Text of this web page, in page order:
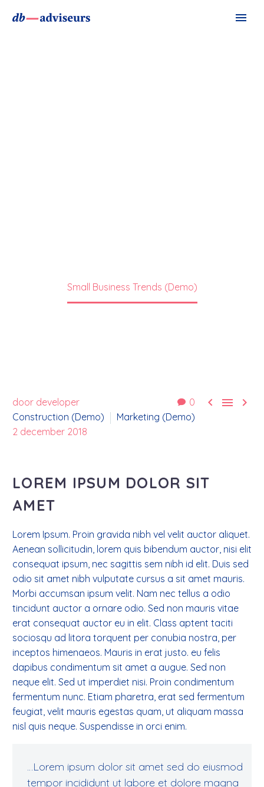
Small Business Trends (Demo)
0   
door developer
Construction (Demo)
Marketing (Demo)
2 december 2018
LOREM IPSUM DOLOR SIT
AMET
Lorem Ipsum. Proin gravida nibh vel velit auctor aliquet.
Aenean sollicitudin, lorem quis bibendum auctor, nisi elit
consequat ipsum, nec sagittis sem nibh id elit. Duis sed
odio sit amet nibh vulputate cursus a sit amet mauris.
Morbi accumsan ipsum velit. Nam nec tellus a odio
tincidunt auctor a ornare odio. Sed non mauris vitae
erat consequat auctor eu in elit. Class aptent taciti
sociosqu ad litora torquent per conubia nostra, per
inceptos himenaeos. Mauris in erat justo. eu felis
dapibus condimentum sit amet a augue. Sed non
neque elit. Sed ut imperdiet nisi. Proin condimentum
fermentum nunc. Etiam pharetra, erat sed fermentum
feugiat, velit mauris egestas quam, ut aliquam massa
nisl quis neque. Suspendisse in orci enim.
…Lorem ipsum dolor sit amet sed do eiusmod
tempor incididunt ut labore et dolore magna